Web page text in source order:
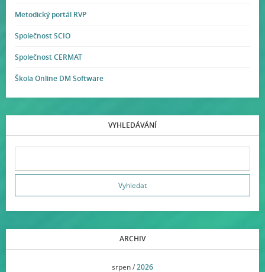
Metodický portál RVP
Společnost SCIO
Společnost CERMAT
Škola Online DM Software
VYHLEDÁVÁNÍ
ARCHIV
srpen /2026